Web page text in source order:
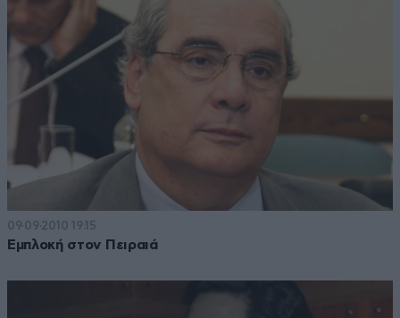
09·09·2010 19:15
Εμπλοκή στον Πειραιά